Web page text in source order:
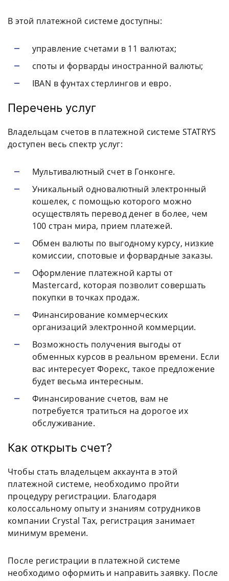
В этой платежной системе доступны:
управление счетами в 11 валютах;
споты и форварды иностранной валюты;
IBAN в фунтах стерлингов и евро.
Перечень услуг
Владельцам счетов в платежной системе STATRYS
доступен весь спектр услуг:
Мультивалютный счет в Гонконге.
Уникальный одновалютный электронный
кошелек, с помощью которого можно
осуществлять перевод денег в более, чем
100 стран мира, прием платежей.
Обмен валюты по выгодному курсу, низкие
комиссии, спотовые и форвардные заказы.
Оформление платежной карты от
Mastercard, которая позволит совершать
покупки в точках продаж.
Финансирование коммерческих
организаций электронной коммерции.
Возможность получения выгоды от
обменных курсов в реальном времени. Если
вас интересует Форекс, такое предложение
будет весьма интересным.
Финансирование счетов, вам не
потребуется тратиться на дорогое их
обслуживание.
Как открыть счет?
Чтобы стать владельцем аккаунта в этой
платежной системе, необходимо пройти
процедуру регистрации. Благодаря
колоссальному опыту и знаниям сотрудников
компании Crystal Tax, регистрация занимает
минимум времени.
После регистрации в платежной системе
необходимо оформить и направить заявку. После